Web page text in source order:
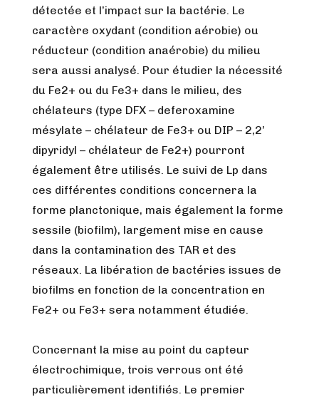
détectée et l’impact sur la bactérie. Le
caractère oxydant (condition aérobie) ou
réducteur (condition anaérobie) du milieu
sera aussi analysé. Pour étudier la nécessité
du Fe2+ ou du Fe3+ dans le milieu, des
chélateurs (type DFX – deferoxamine
mésylate – chélateur de Fe3+ ou DIP – 2,2’
dipyridyl – chélateur de Fe2+) pourront
également être utilisés. Le suivi de Lp dans
ces différentes conditions concernera la
forme planctonique, mais également la forme
sessile (biofilm), largement mise en cause
dans la contamination des TAR et des
réseaux. La libération de bactéries issues de
biofilms en fonction de la concentration en
Fe2+ ou Fe3+ sera notamment étudiée.
Concernant la mise au point du capteur
électrochimique, trois verrous ont été
particulièrement identifiés. Le premier